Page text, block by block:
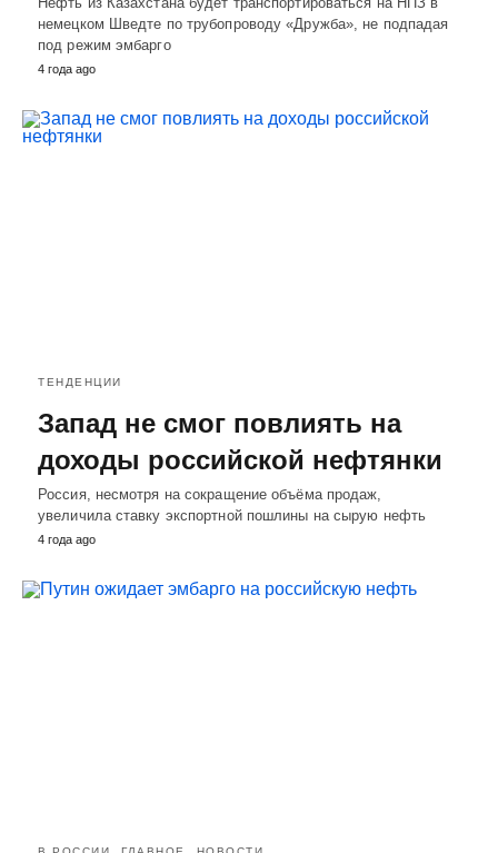
немецком Шведте по трубопроводу «Дружба», не подпадая
под режим эмбарго
4 года ago
ТЕНДЕНЦИИ
Запад не смог повлиять на
доходы российской нефтянки
Россия, несмотря на сокращение объёма продаж,
увеличила ставку экспортной пошлины на сырую нефть
4 года ago